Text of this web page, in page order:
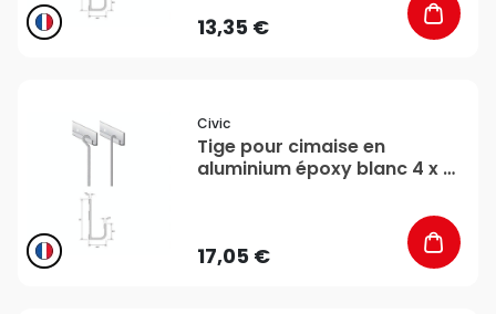
13,35 €
Civic
Tige pour cimaise en
aluminium époxy blanc 4 x 4
17,05 €